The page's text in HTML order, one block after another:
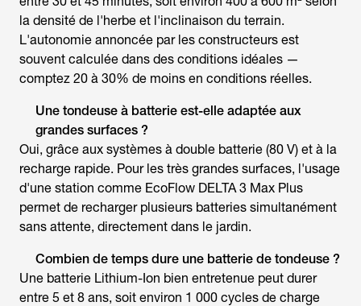
la densité de l'herbe et l'inclinaison du terrain.
L'autonomie annoncée par les constructeurs est
souvent calculée dans des conditions idéales —
comptez 20 à 30% de moins en conditions réelles.
Une tondeuse à batterie est-elle adaptée aux
grandes surfaces ?
Oui, grâce aux systèmes à double batterie (80 V) et à la
recharge rapide. Pour les très grandes surfaces, l'usage
d'une station comme EcoFlow DELTA 3 Max Plus
permet de recharger plusieurs batteries simultanément
sans attente, directement dans le jardin.
Combien de temps dure une batterie de tondeuse ?
Une batterie Lithium-Ion bien entretenue peut durer
entre 5 et 8 ans, soit environ 1 000 cycles de charge